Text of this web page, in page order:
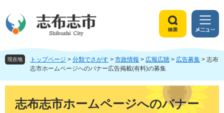
ジ
頭
ュ
飛
索
メ
ニ
ュ
ー
現在地 トップページ > 分類でさがす > 市政情報 > 広報広聴 > 広告募集 > 志布
志市ホームページへのバナー広告掲載(有料)の募集
志布志市ホームページへのバナー